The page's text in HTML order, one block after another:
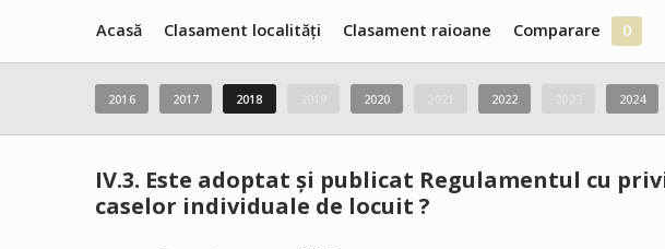
Acasă Clasament localități Clasament raioane Comparare 0
2016 2017 2018 2020 2022 2024
IV.3. Este adoptat și publicat Regulamentul cu
caselor individuale de locuit ?